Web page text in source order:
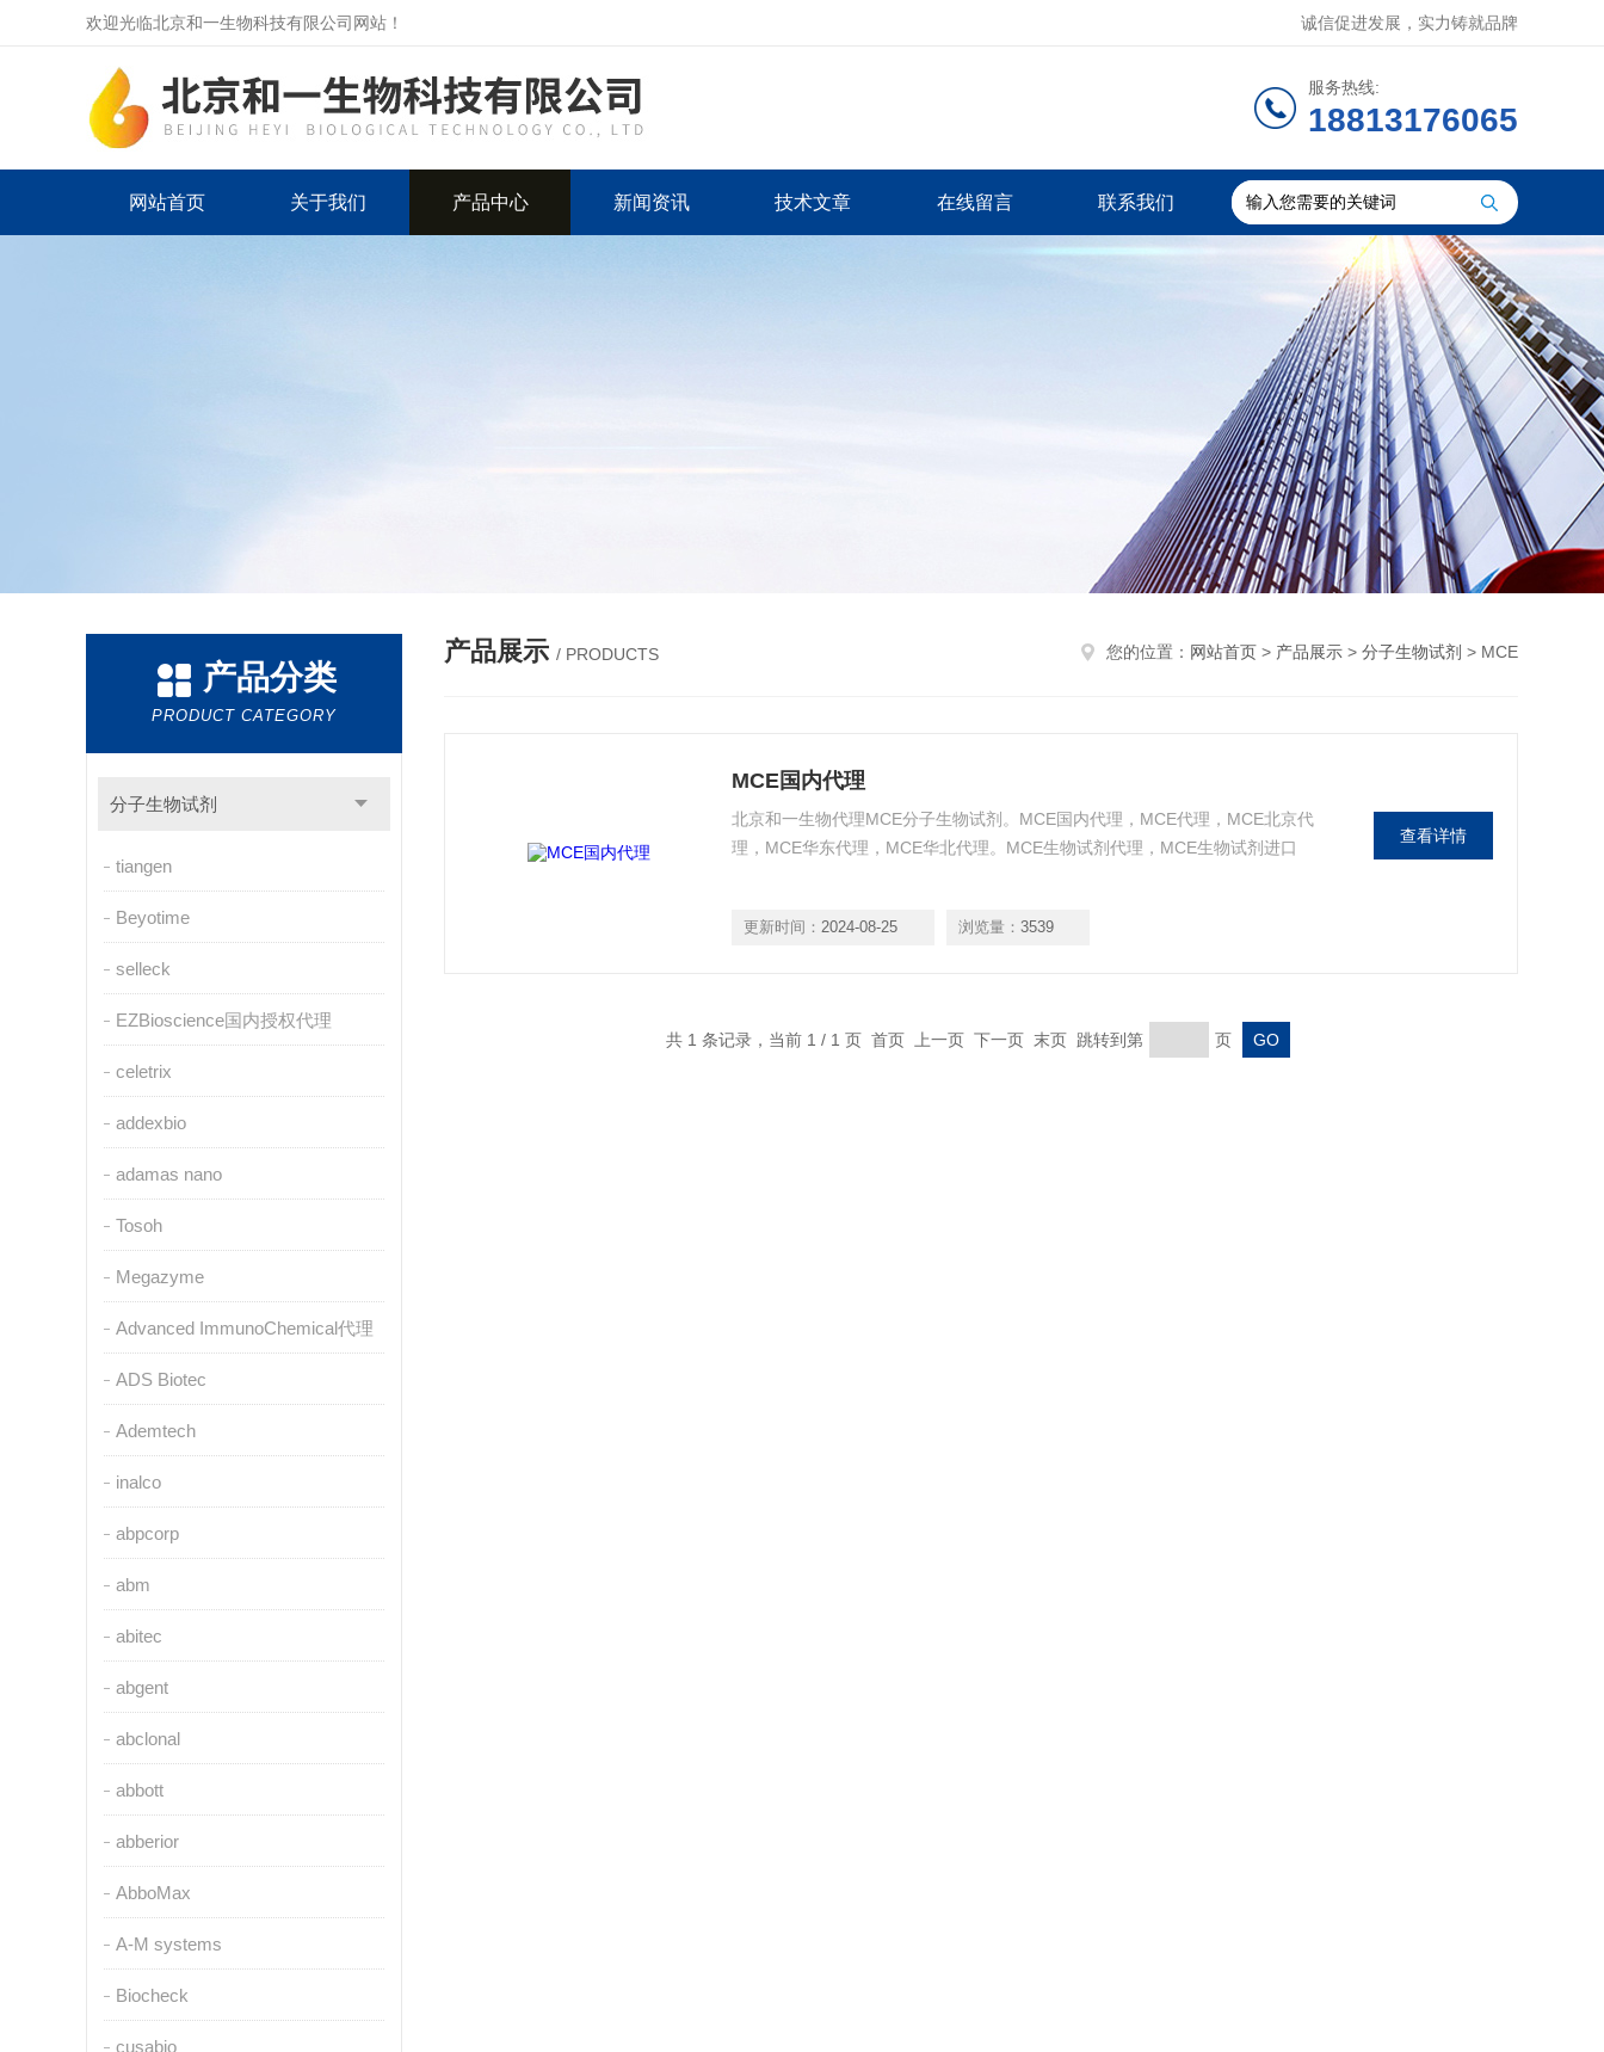
欢迎光临北京和一生物科技有限公司网站！ 诚信促进发展，实力铸就品牌
服务热线:
18813176065
网站首页 关于我们 产品中心 新闻资讯 技术文章 在线留言 联系我们
产品分类
PRODUCT CATEGORY
分子生物试剂
tiangen
Beyotime
selleck
EZBioscience国内授权代理
celetrix
addexbio
adamas nano
Tosoh
Megazyme
Advanced ImmunoChemical代理
ADS Biotec
Ademtech
inalco
abpcorp
abm
abitec
abgent
abclonal
abbott
abberior
AbboMax
A-M systems
Biocheck
cusabio
产品展示 / PRODUCTS 您的位置： 网站首页 > 产品展示 > 分子生物试剂 > MCE
MCE国内代理
北京和一生物代理MCE分子生物试剂。MCE国内代理，MCE代理，MCE北京代
理，MCE华东代理，MCE华北代理。MCE生物试剂代理，MCE生物试剂进口
更新时间： 2024-08-25 浏览量： 3539
查看详情
共 1 条记录，当前 1 / 1 页 首页 上一页 下一页 末页 跳转到第 页